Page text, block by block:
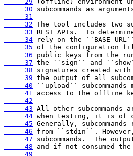
     30
     31
     32
     33
     34
     35
     36
     37
     38
     39
     40
     41
     42
     43
     44
     45
     46
     47
     48
     49